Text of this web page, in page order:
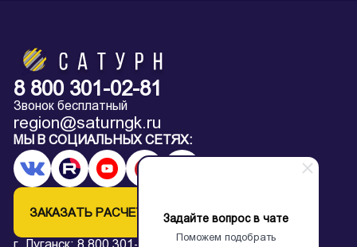
Задайте вопрос в чате
Поможем подобрать
8 800 301-02-81
Звонок бесплатный
region@saturngk.ru
МЫ В СОЦИАЛЬНЫХ СЕТЯХ:
ЗАКАЗАТЬ РАСЧЕТ
г. Луганск: 8 800 301-02-81